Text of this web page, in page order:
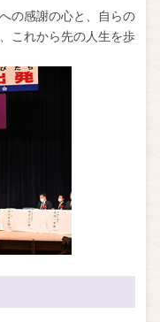
の感謝の心と、自らの
これから先の人生を歩